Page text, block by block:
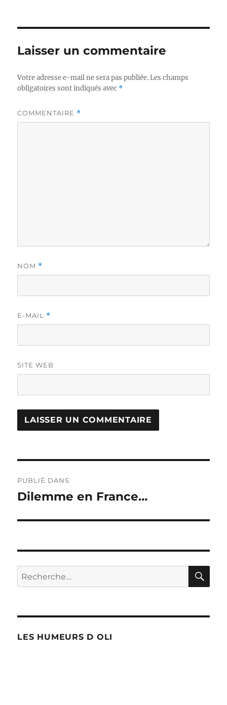
Laisser un commentaire
Votre adresse e-mail ne sera pas publiée. Les champs
obligatoires sont indiqués avec *
COMMENTAIRE *
NOM *
E-MAIL *
SITE WEB
de
PUBLIÉ DANS
Dilemme en France…
Recherche
pour :
LES HUMEURS D OLI